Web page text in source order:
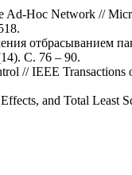
Ad-Hoc Network //
отбрасыванием
С. 76 – 90.
// IEEE Transactions
and Total Least